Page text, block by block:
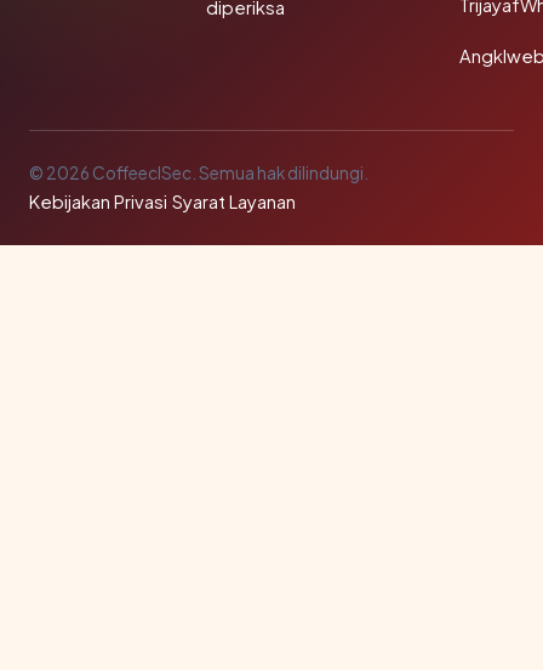
diperiksa
© 2026 CoffeeclSec. Semua hak dilindungi.
Kebijakan Privasi·Syarat Layanan